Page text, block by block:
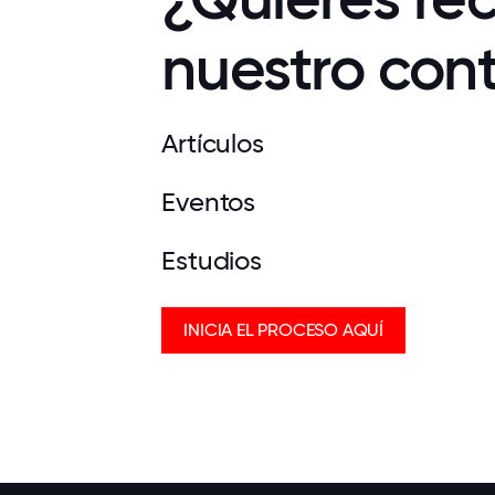
nuestro
Artículos
Eventos
Estudios
INICIA EL PROCESO AQUÍ